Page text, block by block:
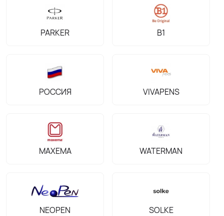
PARKER B1
РОССИЯ VIVAPENS
MAXEMA WATERMAN
NEOPEN SOLKE